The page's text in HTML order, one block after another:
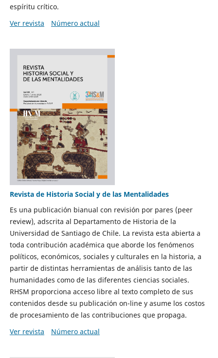
espíritu crítico.
Ver revista
Número actual
Revista de Historia Social y de las Mentalidades
Es una publicación bianual con revisión por pares (peer
review), adscrita al Departamento de Historia de la
Universidad de Santiago de Chile. La revista esta abierta a
toda contribución académica que aborde los fenómenos
políticos, económicos, sociales y culturales en la historia, a
partir de distintas herramientas de análisis tanto de las
humanidades como de las diferentes ciencias sociales.
RHSM proporciona acceso libre al texto completo de sus
contenidos desde su publicación on-line y asume los costos
de procesamiento de las contribuciones que propaga.
Ver revista
Número actual